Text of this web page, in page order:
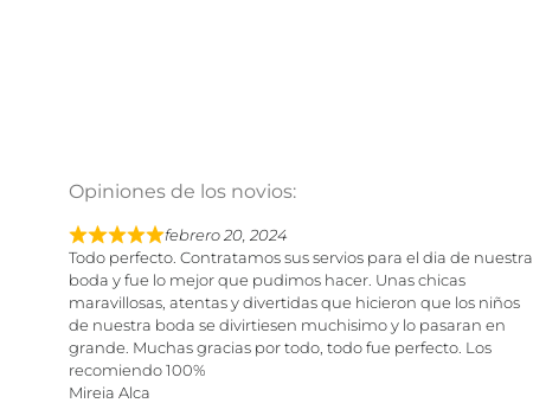
Opiniones de los novios:
V
a
l
o
r
a
d
febrero 20, 2024
Todo perfecto. Contratamos sus servios para el dia de nuestra
boda y fue lo mejor que pudimos hacer. Unas chicas
maravillosas, atentas y divertidas que hicieron que los niños
de nuestra boda se divirtiesen muchisimo y lo pasaran en
grande. Muchas gracias por todo, todo fue perfecto. Los
recomiendo 100%
Mireia Alca